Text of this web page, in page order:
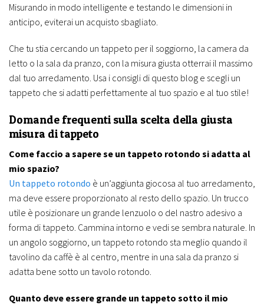
Misurando in modo intelligente e testando le dimensioni in
anticipo, eviterai un acquisto sbagliato.
Che tu stia cercando un tappeto per il soggiorno, la camera da
letto o la sala da pranzo, con la misura giusta otterrai il massimo
dal tuo arredamento. Usa i consigli di questo blog e scegli un
tappeto che si adatti perfettamente al tuo spazio e al tuo stile!
Domande frequenti sulla scelta della giusta
misura di tappeto
Come faccio a sapere se un tappeto rotondo si adatta al
mio spazio?
Un tappeto rotondo è un’aggiunta giocosa al tuo arredamento,
ma deve essere proporzionato al resto dello spazio. Un trucco
utile è posizionare un grande lenzuolo o del nastro adesivo a
forma di tappeto. Cammina intorno e vedi se sembra naturale. In
un angolo soggiorno, un tappeto rotondo sta meglio quando il
tavolino da caffè è al centro, mentre in una sala da pranzo si
adatta bene sotto un tavolo rotondo.
Quanto deve essere grande un tappeto sotto il mio